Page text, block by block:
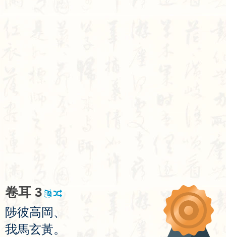
卷耳 3
陟彼高岡 、
我馬玄黃。